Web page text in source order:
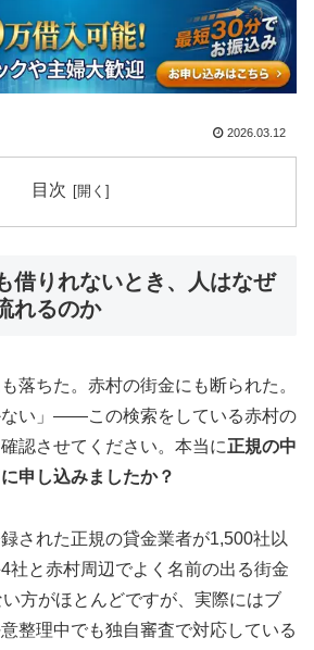
2026.03.12
目次
借りれないとき、人はなぜ
れるのか
落ちた。赤村の街金にも断られた。
ない」——この検索をしている赤村の
認させてください。本当に正規の中
申し込みましたか？
された正規の貸金業者が1,500社以
社と赤村周辺でよく名前の出る街金
方がほとんどですが、実際にはブ
整理中でも独自審査で対応している